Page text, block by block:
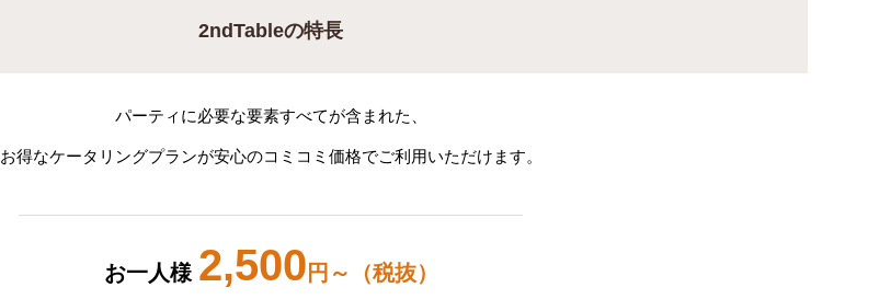
2ndTableの特長
パーティに必要な要素すべてが含まれた、
お得なケータリングプランが安心のコミコミ価格でご利用いただけます。
お一人様 2,500 円～（税抜）